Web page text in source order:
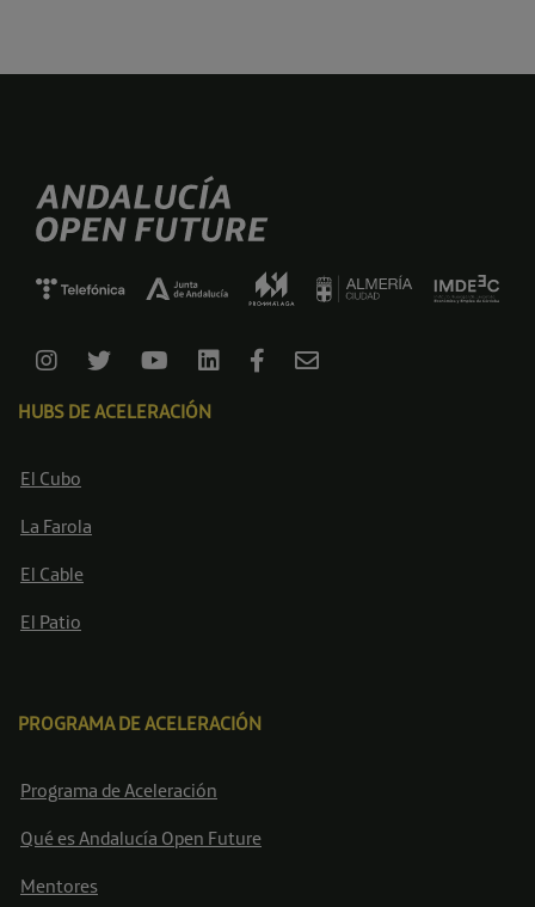
HUBS DE ACELERACIÓN
El Cubo
La Farola
El Cable
El Patio
PROGRAMA DE ACELERACIÓN
Programa de Aceleración
Qué es Andalucía Open Future
Mentores